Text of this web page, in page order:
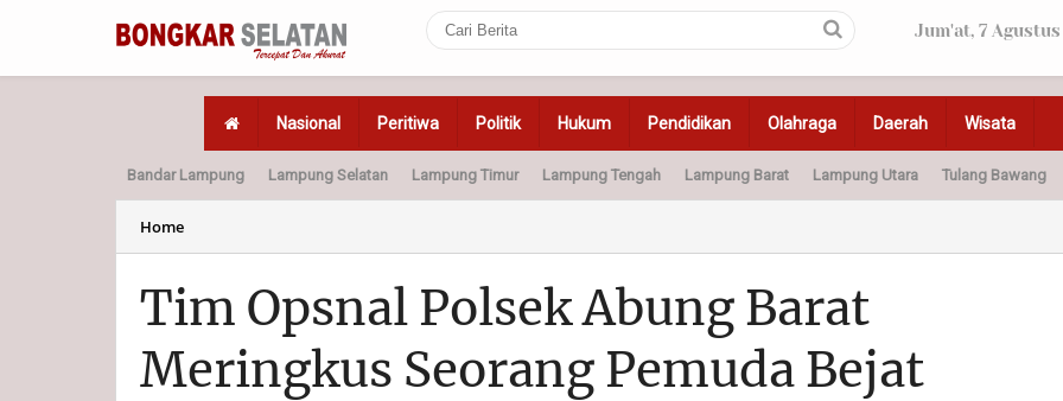
Jum'at, 7
Nasional Peritiwa Politik Hukum Pendidikan Olahraga Daerah Wisata
Home Politik Hukum Peristiwa Olahraga Pendidikan Otomotif
Bandar Lampung Lampung Selatan Lampung Timur Lampung Tengah Lampung Barat Lampung Utara Tulang Bawang
Home
Tim Opsnal Polsek Abung Barat
Meringkus Seorang Pemuda Bejat